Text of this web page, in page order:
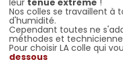
Nos colles se travaillent
d'humidité.
Cependant toutes ne
méthodes et
Pour choisir LA colle qui
dessous